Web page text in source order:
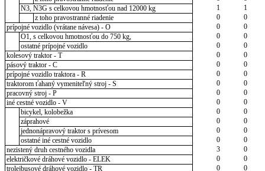
N3, N3G s celkovou hmotnosťou nad 12000 kg
1
1
z toho pravostranné riadenie
0
0
prípojné vozidlo (vrátane návesa) - O
0
0
O1, s celkovou hmotnosťou do 750 kg,
0
0
ostatné prípojné vozidlo
0
0
kolesový traktor - T
0
0
pásový traktor - C
0
0
prípojné vozidlo traktora - R
0
0
traktorom ťahaný vymeniteľný stroj - S
0
0
pracovný stroj - P
0
0
iné cestné vozidlo - V
0
0
bicykel, kolobežka
0
0
záprahové
0
0
jednonápravový traktor s prívesom
0
0
ostatné iné cestné vozidlo
0
0
nezistený druh cestného vozidla
3
0
električkové dráhové vozidlo - ELEK
0
0
trolejbusové dráhové vozidlo - TR
0
0